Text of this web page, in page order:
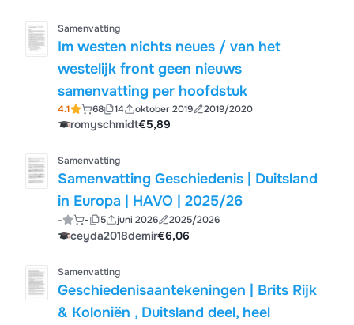
Samenvatting
Im westen nichts neues / van het
westelijk front geen nieuws
samenvatting per hoofdstuk
4.1 68 14 oktober 2019 2019/2020
romyschmidt€5,89
Samenvatting
Samenvatting Geschiedenis | Duitsland
in Europa | HAVO | 2025/26
- - 5 juni 2026 2025/2026
ceyda2018demir€6,06
Samenvatting
Geschiedenisaantekeningen | Brits Rijk
& Koloniën , Duitsland deel, heel